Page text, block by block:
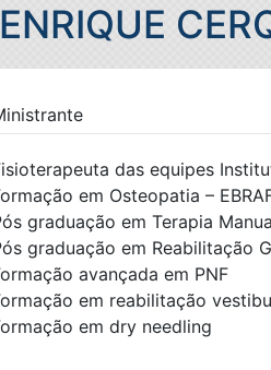
das equipes
em Osteopatia –
graduação em Terapia
graduação em Reabilitação
avançada em PNF
em reabilitação
em dry needling